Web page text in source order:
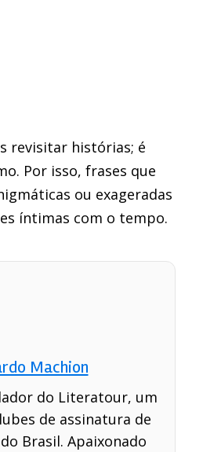
revisitar histórias; é
Por isso, frases que
ou exageradas
íntimas com o tempo.
Machion
do Literatour, um
de assinatura de
Brasil. Apaixonado